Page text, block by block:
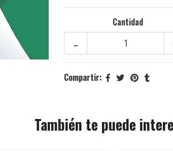
Cantidad
-
Compartir:
También te puede